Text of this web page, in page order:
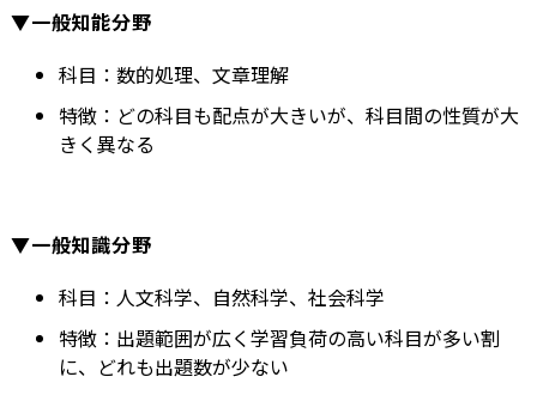
▼一般知能分野
科目：数的処理、文章理解
特徴：どの科目も配点が大きいが、科目間の性質が大
きく異なる
▼一般知識分野
科目：人文科学、自然科学、社会科学
特徴：出題範囲が広く学習負荷の高い科目が多い割
に、どれも出題数が少ない